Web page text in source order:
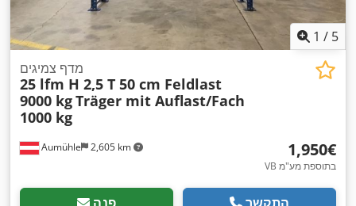
1 / 5
Aumühle 2,605 km
מדף צמיגים
25 lfm H 2,5 T 50 cm Feldlast
9000 kgTräger mit Auflast/Fach
1000 kg
‏1,950 ‏€
VB בתוספת מע"מ